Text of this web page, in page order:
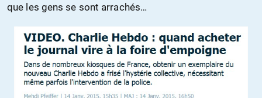
que les gens se sont arrachés…